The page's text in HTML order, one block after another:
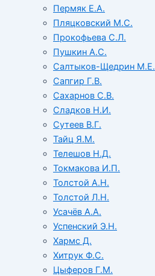
Пермяк Е.А.
Пляцковский М.С.
Прокофьева С.Л.
Пушкин А.С.
Салтыков-Щедрин М.Е.
Сапгир Г.В.
Сахарнов С.В.
Сладков Н.И.
Сутеев В.Г.
Тайц Я.М.
Телешов Н.Д.
Токмакова И.П.
Толстой А.Н.
Толстой Л.Н.
Усачёв А.А.
Успенский Э.Н.
Хармс Д.
Хитрук Ф.С.
Цыферов Г.М.